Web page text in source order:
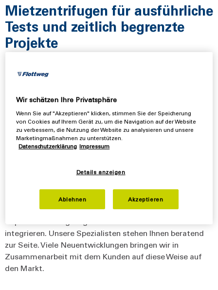
Mietzentrifugen für ausführliche
Tests und zeitlich begrenzte
Projekte
Oftmals werden unsere Zentrifugen für Projekte
Zentrifugen einfach für die Dauer des Projektzeitraums
Die richtige Lösung für eine Trennaufgabe zu finden, stellt
unsere Kunden immer wieder vor Herausforderungen.
Tests einfach möglich.
Sie können die bewährten Flottweg Industriezentrifugen
mieten und die Zentrifugen, Bandpressen und
integrieren. Unsere Spezialisten stehen Ihnen beratend
zur Seite. Viele Neuentwicklungen bringen wir in
Zusammenarbeit mit dem Kunden auf diese Weise auf
den Markt.
Wir schätzen Ihre Privatsphäre
Wenn Sie auf "Akzeptieren" klicken, stimmen Sie der Speicherung
von Cookies auf Ihrem Gerät zu, um die Navigation auf der Website
zu verbessern, die Nutzung der Website zu analysieren und unsere
Marketingmaßnahmen zu unterstützen.
Datenschutzerklärung Impressum
Details anzeigen
Ablehnen Akzeptieren